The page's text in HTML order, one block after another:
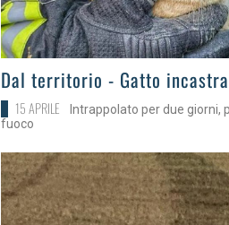
>
Dal territorio - Gatto
15 APRILE
Intrappolato per due giorni,
fuoco